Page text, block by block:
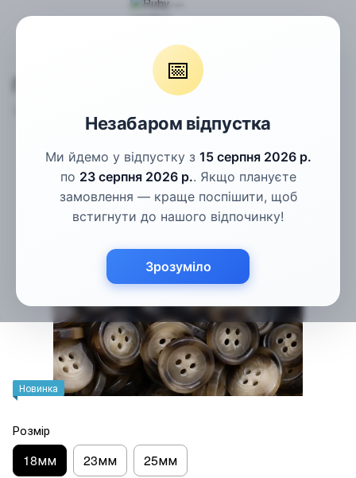
📅
Незабаром відпустка
Ми йдемо у відпустку з 15 серпня 2026 р.
по 23 серпня 2026 р.. Якщо плануєте
замовлення — краще поспішити, щоб
встигнути до нашого відпочинку!
Зрозуміло
Костюмні гудзики Гудзики бежеві рогові 18мм
Гудзики бежеві рогові 18мм
Новинка
Розмір
18мм 23мм 25мм